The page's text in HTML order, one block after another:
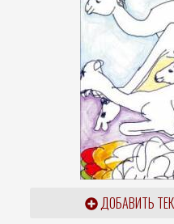
ДОБАВИТЬ